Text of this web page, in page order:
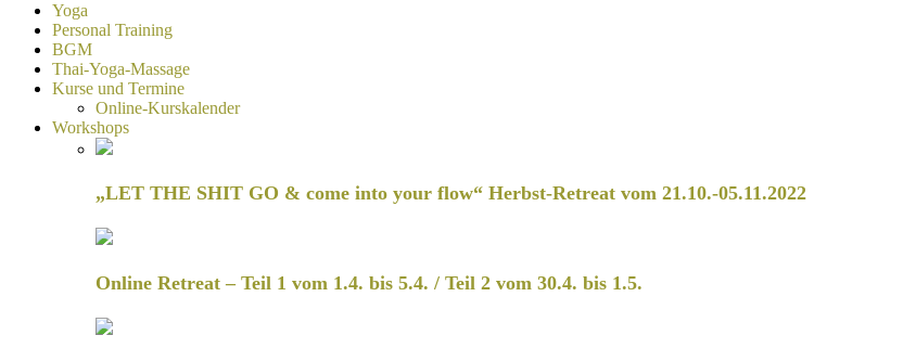
Yoga
Personal Training
BGM
Thai-Yoga-Massage
Kurse und Termine
Online-Kurskalender
Workshops
„LET THE SHIT GO & come into your flow“ Herbst-Retreat vom 21.10.-05.11.2022
Online Retreat – Teil 1 vom 1.4. bis 5.4. / Teil 2 vom 30.4. bis 1.5.